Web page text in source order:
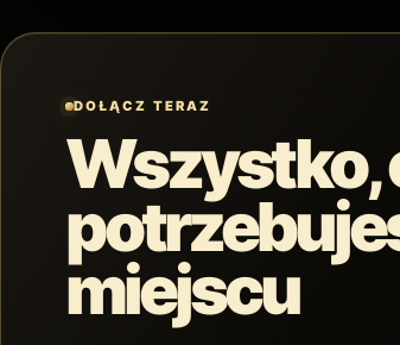
DOŁĄCZ TERAZ
Wszystko,
miejscu